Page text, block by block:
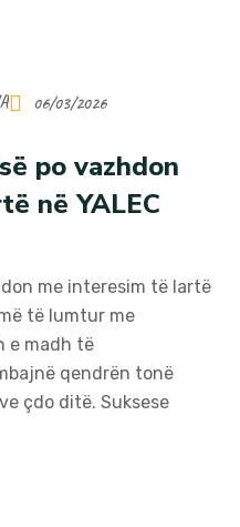
06/03/2026
po vazhdon
në YALEC
me interesim të lartë
të lumtur me
e madh të
qendrën tonë
çdo ditë. Suksese